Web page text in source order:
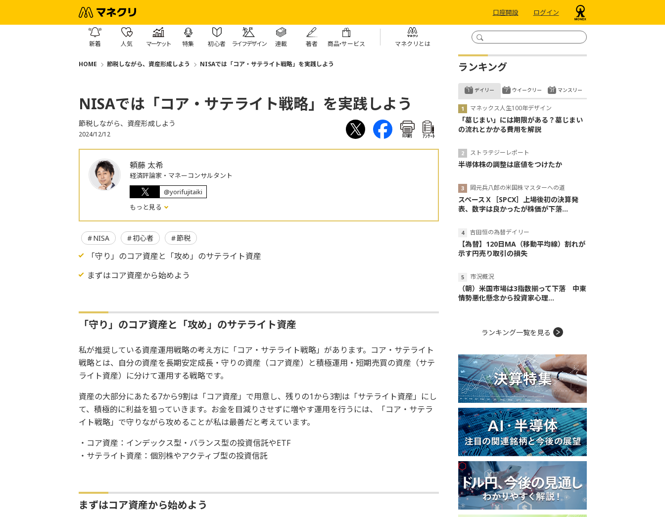
口座開設 ログイン
新着 人気 マーケット 特集 初心者 ライフデザイン 連載 著者 商品・サービス マネクリとは
HOME 節税しながら、資産形成しよう NISAでは「コア・サテライト戦略」を実践しよう
NISAでは「コア・サテライト戦略」を実践しよう
節税しながら、資産形成しよう
2024/12/12 印刷 ｱﾝｹｰﾄ
頼藤 太希
経済評論家・マネーコンサルタント
@yorifujitaiki
もっと見る
NISA 初心者 節税
「守り」のコア資産と「攻め」のサテライト資産
まずはコア資産から始めよう
「守り」のコア資産と「攻め」のサテライト資産
私が推奨している資産運用戦略の考え方に「コア・サテライト戦略」があります。コア・サテライト
戦略とは、自分の資産を長期安定成長・守りの資産（コア資産）と積極運用・短期売買の資産（サテ
ライト資産）に分けて運用する戦略です。
資産の大部分にあたる7から9割は「コア資産」で用意し、残りの1から3割は「サテライト資産」にし
て、積極的に利益を狙っていきます。お金を目減りさせずに増やす運用を行うには、「コア・サテラ
イト戦略」で守りながら攻めることが私は最善だと考えています。
・コア資産：インデックス型・バランス型の投資信託やETF
・サテライト資産：個別株やアクティブ型の投資信託
まずはコア資産から始めよう
ランキング
デイリー
マネックス人生100年デザイン
「墓じまい」には期限がある？墓じまい
の流れとかかる費用を解説
ストラテジーレポート
半導体株の調整は底値をつけたか
岡元兵八郎の米国株マスターへの道
スペースＸ［SPCX］上場後初の決算発
表、数字は良かったが株価が下落...
吉田恒の為替デイリー
【為替】120日MA（移動平均線）割れが
示す円売り取引の損失
市況概況
（朝）米国市場は3指数揃って下落 中東
情勢悪化懸念から投資家心理...
ウイークリー マンスリー
ランキング一覧を見る